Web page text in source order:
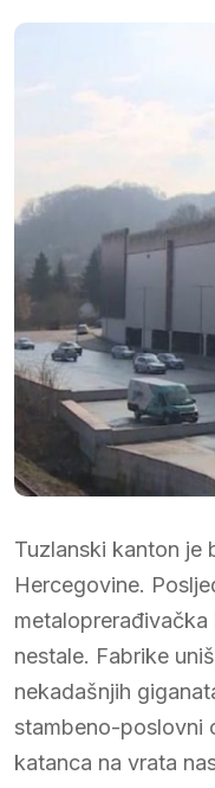
Tuzlanski kanton je
Hercegovine.
nestale. Fabrike
nekadašnjih
stambeno-poslovni
katanca na vrata